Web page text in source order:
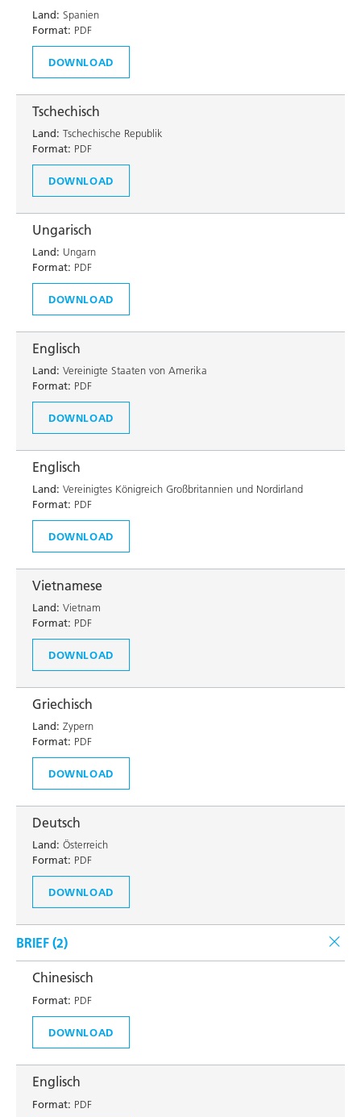
Land: Spanien
Format: PDF
DOWNLOAD
Tschechisch
Land: Tschechische Republik
Format: PDF
DOWNLOAD
Ungarisch
Land: Ungarn
Format: PDF
DOWNLOAD
Englisch
Land: Vereinigte Staaten von Amerika
Format: PDF
DOWNLOAD
Englisch
Land: Vereinigtes Königreich Großbritannien und Nordirland
Format: PDF
DOWNLOAD
Vietnamese
Land: Vietnam
Format: PDF
DOWNLOAD
Griechisch
Land: Zypern
Format: PDF
DOWNLOAD
Deutsch
Land: Österreich
Format: PDF
DOWNLOAD
BRIEF (2)
Chinesisch
Format: PDF
DOWNLOAD
Englisch
Format: PDF